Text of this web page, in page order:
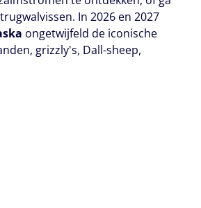
In 2026 en 2027
ongetwijfeld de iconische
grizzly's, Dall-sheep,